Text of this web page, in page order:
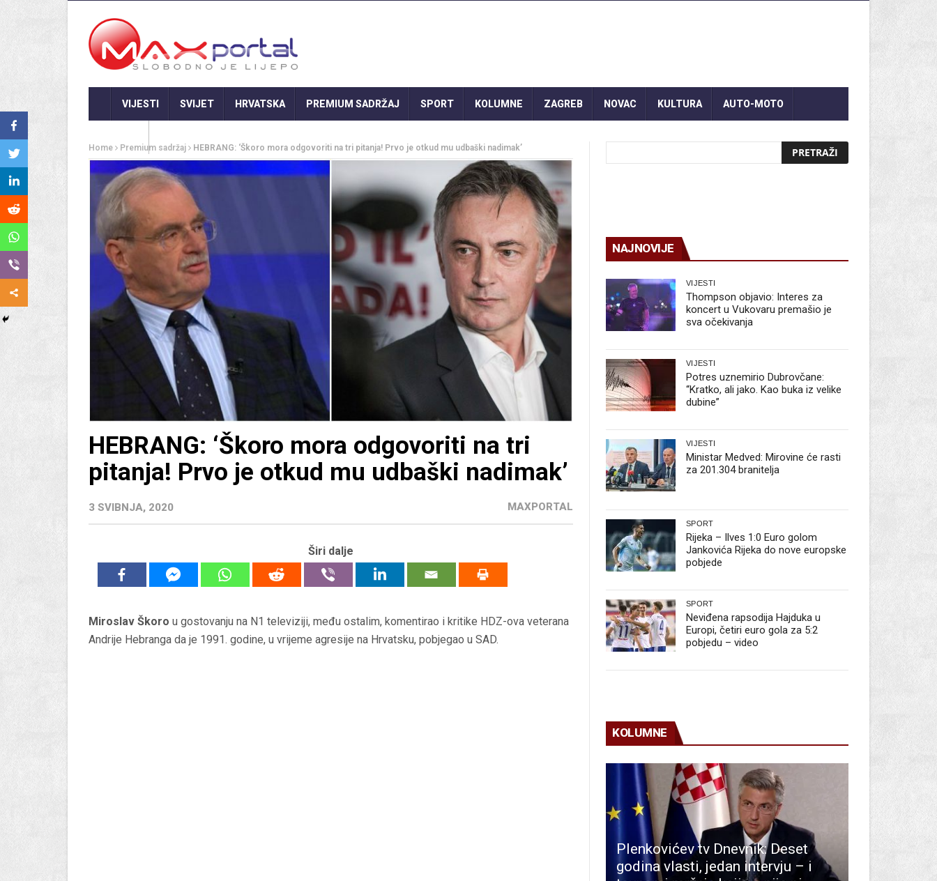
VIJESTI SVIJET HRVATSKA PREMIUM SADRŽAJ SPORT KOLUMNE ZAGREB NOVAC KULTURA AUTO-MOTO
Home Premium sadržaj HEBRANG: ‘Škoro mora odgovoriti na tri pitanja! Prvo je otkud mu udbaški nadimak’
HEBRANG: ‘Škoro mora odgovoriti na tri
pitanja! Prvo je otkud mu udbaški nadimak’
3 SVIBNJA, 2020 MAXPORTAL
Širi dalje
Miroslav Škoro u gostovanju na N1 televiziji, među ostalim, komentirao i kritike HDZ-ova veterana
Andrije Hebranga da je 1991. godine, u vrijeme agresije na Hrvatsku, pobjegao u SAD.
NAJNOVIJE
VIJESTI
Thompson objavio: Interes za
koncert u Vukovaru premašio je
sva očekivanja
VIJESTI
Potres uznemirio Dubrovčane:
“Kratko, ali jako. Kao buka iz velike
dubine”
VIJESTI
Ministar Medved: Mirovine će rasti
za 201.304 branitelja
SPORT
Rijeka – Ilves 1:0 Euro golom
Jankovića Rijeka do nove europske
pobjede
SPORT
Neviđena rapsodija Hajduka u
Europi, četiri euro gola za 5:2
pobjedu – video
KOLUMNE
Plenkovićev tv Dnevnik: Deset
godina vlasti, jedan intervju – i